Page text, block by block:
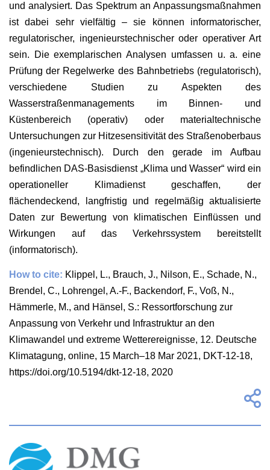
und analysiert. Das Spektrum an Anpassungsmaßnahmen
ist dabei sehr vielfältig – sie können informatorischer,
regulatorischer, ingenieurstechnischer oder operativer Art
sein. Die exemplarischen Analysen umfassen u. a. eine
Prüfung der Regelwerke des Bahnbetriebs (regulatorisch),
verschiedene Studien zu Aspekten des
Wasserstraßenmanagements im Binnen- und
Küstenbereich (operativ) oder materialtechnische
Untersuchungen zur Hitzesensitivität des Straßenoberbaus
(ingenieurstechnisch). Durch den gerade im Aufbau
befindlichen DAS-Basisdienst „Klima und Wasser“ wird ein
operationeller Klimadienst geschaffen, der
flächendeckend, langfristig und regelmäßig aktualisierte
Daten zur Bewertung von klimatischen Einflüssen und
Wirkungen auf das Verkehrssystem bereitstellt
(informatorisch).
How to cite: Klippel, L., Brauch, J., Nilson, E., Schade, N.,
Brendel, C., Lohrengel, A.-F., Backendorf, F., Voß, N.,
Hämmerle, M., and Hänsel, S.: Ressortforschung zur
Anpassung von Verkehr und Infrastruktur an den
Klimawandel und extreme Wetterereignisse, 12. Deutsche
Klimatagung, online, 15 March–18 Mar 2021, DKT-12-18,
https://doi.org/10.5194/dkt-12-18, 2020